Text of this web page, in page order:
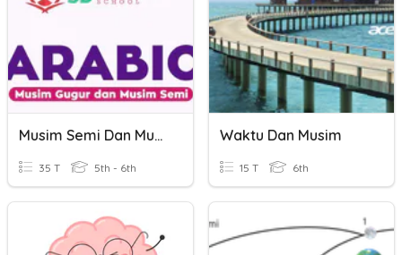
Musim Semi Dan Musim Gugur
35 T 5th - 6th
Waktu Dan Musim
15 T 6th